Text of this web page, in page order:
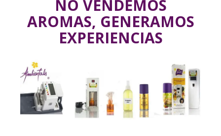
NO VENDEMOS
AROMAS, GENERAMOS
EXPERIENCIAS